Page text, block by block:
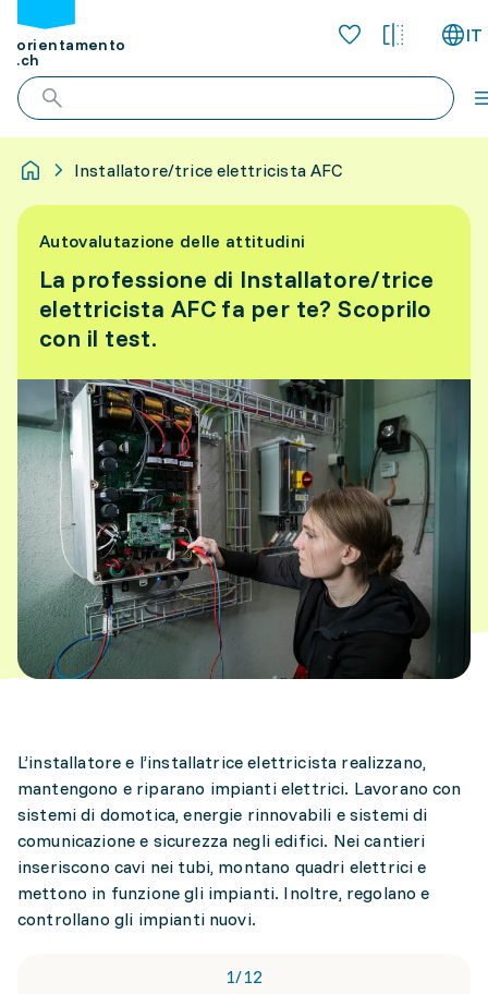
orientamento
.ch
IT
Installatore/trice elettricista AFC
Autovalutazione delle attitudini
La professione di Installatore/trice
elettricista AFC fa per te? Scoprilo
con il test.
L’installatore e l’installatrice elettricista realizzano,
mantengono e riparano impianti elettrici. Lavorano con
sistemi di domotica, energie rinnovabili e sistemi di
comunicazione e sicurezza negli edifici. Nei cantieri
inseriscono cavi nei tubi, montano quadri elettrici e
mettono in funzione gli impianti. Inoltre, regolano e
controllano gli impianti nuovi.
1/12